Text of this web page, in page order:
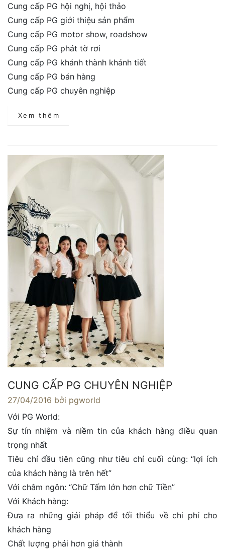
Cung cấp PG hội nghị, hội thảo
Cung cấp PG giới thiệu sản phẩm
Cung cấp PG motor show, roadshow
Cung cấp PG phát tờ rơi
Cung cấp PG khánh thành khánh tiết
Cung cấp PG bán hàng
Cung cấp PG chuyên nghiệp
Xem thêm
CUNG CẤP PG CHUYÊN NGHIỆP
27/04/2016 bởi pgworld
Với PG World:
Sự tín nhiệm và niềm tin của khách hàng điều quan
trọng nhất
Tiêu chí đầu tiên cũng như tiêu chí cuối cùng: “lợi ích
của khách hàng là trên hết”
Với châm ngôn: “Chữ Tấm lớn hơn chữ Tiền”
Với Khách hàng:
Đưa ra những giải pháp để tối thiểu về chi phí cho
khách hàng
Chất lượng phải hơn giá thành